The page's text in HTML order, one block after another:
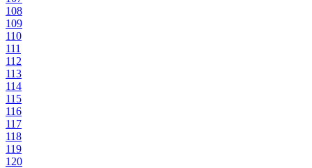
108
109
110
111
112
113
114
115
116
117
118
119
120